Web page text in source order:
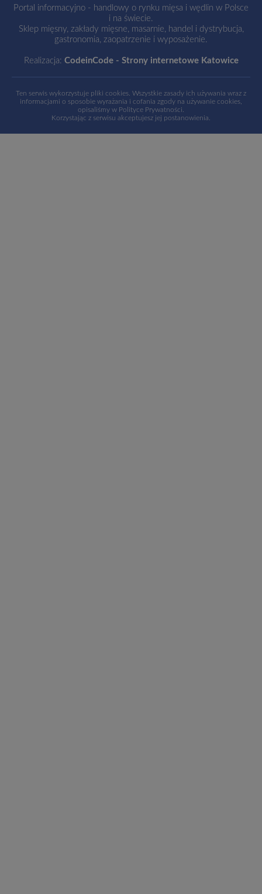
Portal informacyjno - handlowy o rynku mięsa i wędlin w Polsce
i na świecie.
Sklep mięsny, zakłady mięsne, masarnie, handel i dystrybucja,
gastronomia, zaopatrzenie i wyposażenie.
Realizacja: CodeinCode - Strony internetowe Katowice
Ten serwis wykorzystuje pliki cookies. Wszystkie zasady ich używania wraz z
informacjami o sposobie wyrażania i cofania zgody na używanie cookies,
opisaliśmy w Polityce Prywatności
Korzystając z serwisu akceptujesz jej postanowienia.